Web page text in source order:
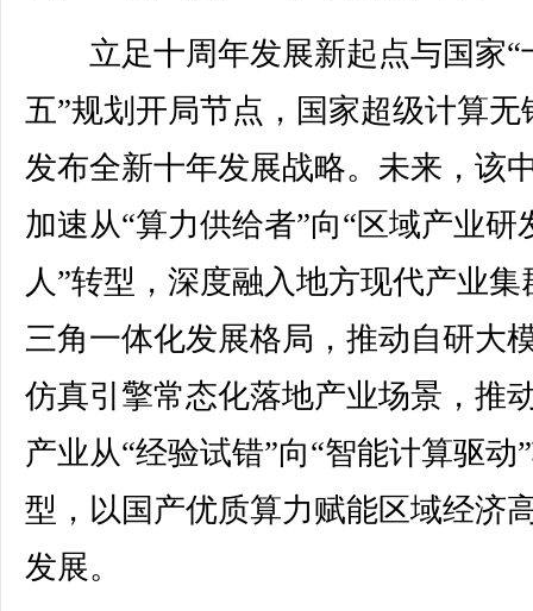
立足十周年发展新起点与国家“
五”规划开局节点，国家超级计算无
发布全新十年发展战略。未来，该
加速从“算力供给者”向“区域产业研
人”转型，深度融入地方现代产业集
三角一体化发展格局，推动自研大
仿真引擎常态化落地产业场景，推
产业从“经验试错”向“智能计算驱动
型，以国产优质算力赋能区域经济
发展。